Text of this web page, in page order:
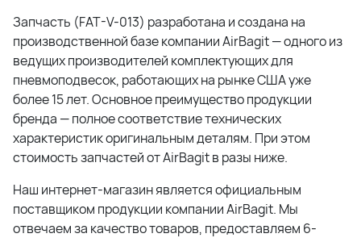
Запчасть (FAT-V-013) разработана и создана на
производственной базе компании AirBagit — одного из
ведущих производителей комплектующих для
пневмоподвесок, работающих на рынке США уже
более 15 лет. Основное преимущество продукции
бренда — полное соответствие технических
характеристик оригинальным деталям. При этом
стоимость запчастей от AirBagit в разы ниже.
Наш интернет-магазин является официальным
поставщиком продукции компании AirBagit. Мы
отвечаем за качество товаров, предоставляем 6-